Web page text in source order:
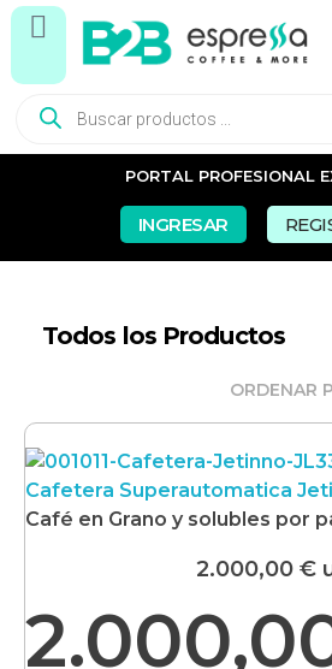
PORTAL PROFESIONAL
INGRESAR
Todos los Productos
ORDENAR
Cafetera Superautomatica
Café en Grano y solubles por
2.000,00 €